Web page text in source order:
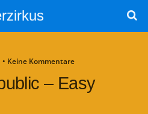
• Keine Kommentare
– Easy